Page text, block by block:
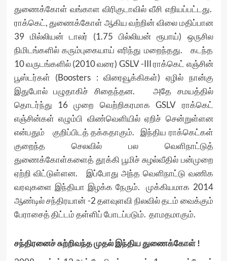
துணைக்கோள் வங்காள விரிகுடாவில் வீசி எறியப்பட்டது.
ராக்கெட், துணைக்கோள் ஆகிய வற்றின் விலை மதிப்பான
39 மில்லியன் டாலர் (1.75 பில்லியன் ரூபாய்) ஒருசில
நிமிடங்களில் கரும்புகையாய் எரிந்து மறைந்தது. கடந்த
10 வருடங்களில் (2010 வரை) GSLV -III ராக்கெட் எஞ்சின்
பூஸ்டர்கள் (Boosters : விரைவூக்கிகள்) ஏழில் நான்கு
இதுபோல் பழுதாகிச் சிதைந்தன. அதே சமயத்தில்
தொடர்ந்து 16 முறை வெற்றிகரமாக GSLV ராக்கெட்
எஞ்சின்கள் எழும்பி விண்வெளியில் ஏறிச் சென்றுள்ளன
என்பதும் குறிப்பிடத் தக்கதாகும். இந்திய ராக்கெட்கள்
குறைந்த செலவில் பல வெளிநாட்டுத்
துணைக்கோள்களைத் தூக்கி பூமிச் சுழல்வீதில் பன்முறை
ஏற்றி விட்டுள்ளன. இப்போது அந்த வெளிநாட்டு வணிக
வரவுகளை இந்தியா இழக்க நேரும். முக்கியமாக 2014
ஆண்டில் சந்திரயான் -2 தளவுளவி நிலவில் தடம் வைக்கும்
பேராசைத் திட்டம் தள்ளிப் போடப்படும். தாமதமாகும்.
சந்திரனைச் சுற்றிவந்த முதல் இந்திய துணைக்கோள் !